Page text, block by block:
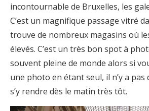
incontournable de Bruxelles, les
C’est un magnifique passage vitré
trouve de nombreux magasins où
élevés. C’est un très bon spot à
souvent pleine de monde alors si
une photo en étant seul, il n’y a pas
s’y rendre dès le matin très tôt.